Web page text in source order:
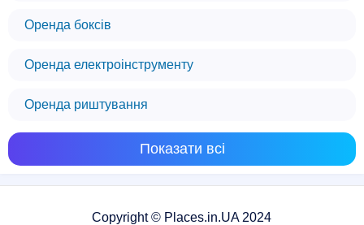
Оренда боксів
Оренда електроінструменту
Оренда риштування
Показати всі
Copyright © Places.in.UA 2024